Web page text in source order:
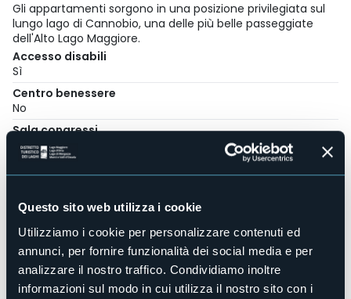
Questo sito web utilizza i cookie
Utilizziamo i cookie per personalizzare contenuti ed
annunci, per fornire funzionalità dei social media e per
analizzare il nostro traffico. Condividiamo inoltre
informazioni sul modo in cui utilizza il nostro sito con i
Gli appartamenti sorgono in una posizione privilegiata sul
lungo lago di Cannobio, una delle più belle passeggiate
dell'Alto Lago Maggiore.
Accesso disabili
Sì
Centro benessere
No
Sala congressi
No
Animali ammessi
No
Appartamenti
2
Posti letto